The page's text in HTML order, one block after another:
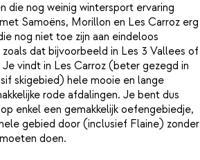
die nog weinig wintersport ervaring
Samoëns, Morillon en Les Carroz erg
nog niet toe zijn aan eindeloos
dat bijvoorbeeld in Les 3 Vallees of
vindt in Les Carroz (beter gezegd in
skigebied) hele mooie en lange
rode afdalingen. Je bent dus
enkel een gemakkelijk oefengebiedje,
gebied door (inclusief Flaine) zonder
doen.